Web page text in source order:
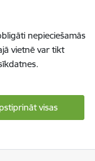
nepieciešamās
vietnē var tikt
visas